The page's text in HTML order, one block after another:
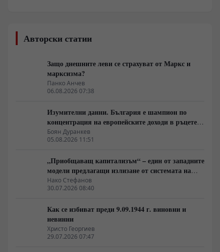
Авторски статии
Защо днешните леви се страхуват от Маркс и
марксизма?
Панко Анчев
06.08.2026 07:38
Изумителни данни. България е шампион по
концентрация на европейските доходи в ръцете
на най-богатия 1%, надминава и САЩ
Боян Дуранкев
05.08.2026 11:51
„Приобщаващ капитализъм“ – един от западните
модели предлагащи излизане от системата на
неолиберализма
Нако Стефанов
30.07.2026 08:40
Как се избиват преди 9.09.1944 г. виновни и
невинни
Христо Георгиев
29.07.2026 07:47